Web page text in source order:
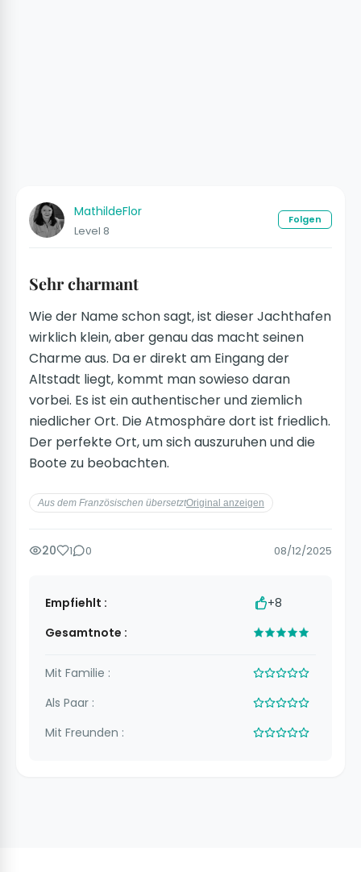
MathildeFlor
Level 8
Folgen
Sehr charmant
Wie der Name schon sagt, ist dieser Jachthafen
wirklich klein, aber genau das macht seinen
Charme aus. Da er direkt am Eingang der
Altstadt liegt, kommt man sowieso daran
vorbei. Es ist ein authentischer und ziemlich
niedlicher Ort. Die Atmosphäre dort ist friedlich.
Der perfekte Ort, um sich auszuruhen und die
Boote zu beobachten.
Aus dem Französischen übersetztOriginal anzeigen
20 1 0 08/12/2025
Empfiehlt :
+8
Gesamtnote :
Mit Familie :
Als Paar :
Mit Freunden :